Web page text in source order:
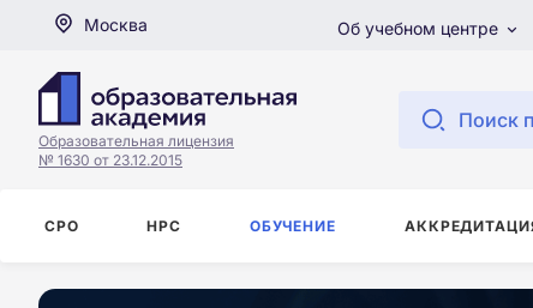
Москва Об учебном центре
Образовательная лицензия
№ 1630 от 23.12.2015
Поиск
СРО НРС ОБУЧЕНИЕ